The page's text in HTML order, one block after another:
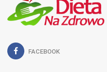
FACEBOOK